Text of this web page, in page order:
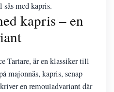
sås med kapris.
kapris – en
Tartare, är en klassiker till
majonnäs, kapris, senap
en remouladvariant där